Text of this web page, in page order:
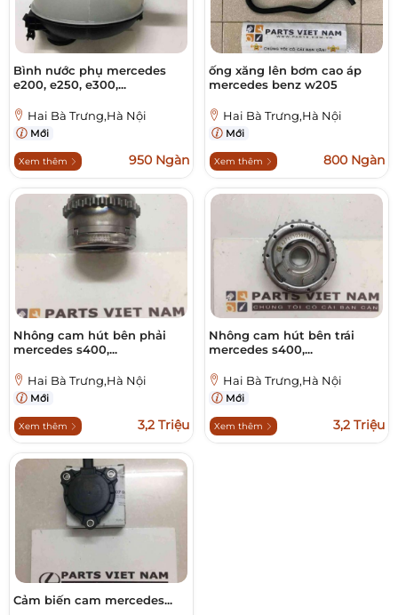
Bình nước phụ mercedes
e200, e250, e300,...
Hai Bà Trưng,Hà Nội
Mới
Xem thêm 950 Ngàn
ống xăng lên bơm cao áp
mercedes benz w205
Hai Bà Trưng,Hà Nội
Mới
Xem thêm 800 Ngàn
Nhông cam hút bên phải
mercedes s400,...
Hai Bà Trưng,Hà Nội
Mới
Xem thêm 3,2 Triệu
Nhông cam hút bên trái
mercedes s400,...
Hai Bà Trưng,Hà Nội
Mới
Xem thêm 3,2 Triệu
Cảm biến cam mercedes...